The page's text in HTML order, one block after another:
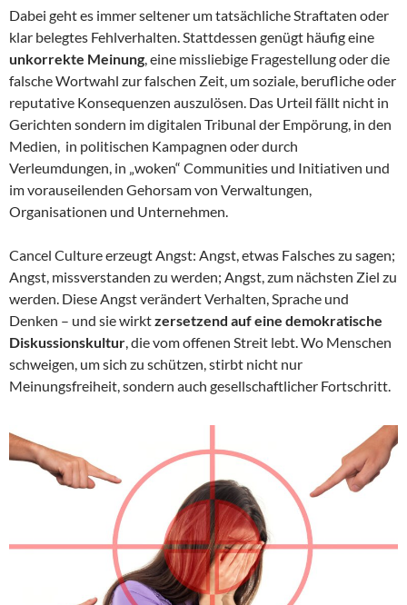
Dabei geht es immer seltener um tatsächliche Straftaten oder
klar belegtes Fehlverhalten. Stattdessen genügt häufig eine
unkorrekte Meinung , eine missliebige Fragestellung oder die
falsche Wortwahl zur falschen Zeit, um soziale, berufliche oder
reputative Konsequenzen auszulösen. Das Urteil fällt nicht in
Gerichten sondern im digitalen Tribunal der Empörung, in den
Medien, in politischen Kampagnen oder durch
Verleumdungen, in „woken“ Communities und Initiativen und
im vorauseilenden Gehorsam von Verwaltungen,
Organisationen und Unternehmen.
Cancel Culture erzeugt Angst: Angst, etwas Falsches zu sagen;
Angst, missverstanden zu werden; Angst, zum nächsten Ziel zu
werden. Diese Angst verändert Verhalten, Sprache und
Denken – und sie wirktzersetzend auf eine demokratische
Diskussionskultur , die vom offenen Streit lebt. Wo Menschen
schweigen, um sich zu schützen, stirbt nicht nur
Meinungsfreiheit, sondern auch gesellschaftlicher Fortschritt.